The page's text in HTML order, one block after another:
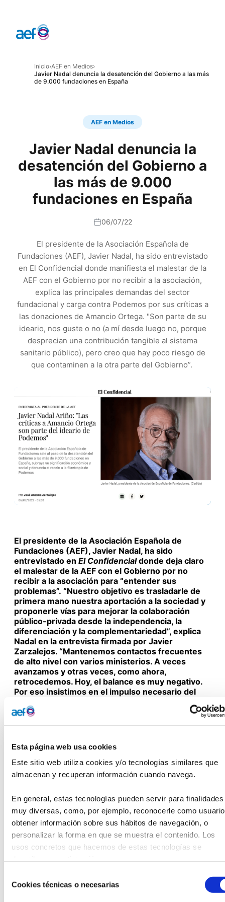
Esta página web usa cookies
Este sitio web utiliza cookies y/o tecnologías similares que
almacenan y recuperan información cuando navega.
En general, estas tecnologías pueden servir para finalidades
muy diversas, como, por ejemplo, reconocerle como
obtener información sobre sus hábitos de navegación, o
personalizar la forma en que se muestra el contenido. Los
usos concretos que hacemos de estas tecnologías se
deCookies técnicas o necesarias
Inicio›AEF en Medios›
Javier Nadal denuncia la desatención del Gobierno a las más
de 9.000 fundaciones en España
AEF en Medios
Javier Nadal denuncia la
desatención del Gobierno a
las más de 9.000
fundaciones en España
06/07/22
El presidente de la Asociación Española de
Fundaciones (AEF), Javier Nadal, ha sido entrevistado
en El Confidencial donde manifiesta el malestar de la
AEF con el Gobierno por no recibir a la asociación,
explica las principales demandas del sector
fundacional y carga contra Podemos por sus críticas a
las donaciones de Amancio Ortega. "Son parte de su
ideario, nos guste o no (a mí desde luego no, porque
desprecian una contribución tangible al sistema
sanitario público), pero creo que hay poco riesgo de
que contaminen a la otra parte del Gobierno”.
El presidente de la Asociación Española de
Fundaciones (AEF), Javier Nadal, ha sido
entrevistado en El Confidencialdonde deja claro
el malestar de la AEF con el Gobierno por no
recibir a la asociación para “entender sus
problemas”. “Nuestro objetivo es trasladarle de
primera mano nuestra aportación a la sociedad y
proponerle vías para mejorar la colaboración
público-privada desde la independencia, la
diferenciación y la complementariedad”, explica
Nadal en la entrevista firmada por Javier
Zarzalejos. “Mantenemos contactos frecuentes
de alto nivel con varios ministerios. A veces
avanzamos y otras veces, como ahora,
retrocedemos. Hoy, el balance es muy negativo.
Por eso insistimos en el impulso necesario del
implicación y constatar su empatía”
asegura no tener dudas de los recelos de Podemos sobre el
coalición tenga ese recelo. Pero no tengo ninguna duda
de que Podemos sí lo tiene. Para nadie es un secreto que
incompatibles y que, hasta la fecha, han sido capaces de
convivir. Las críticas a las donaciones de Amancio Ortega
son críticas de Podemos. Son parte de su ideario, nos
guste o no (a mí desde luego no, porque desprecian una
contribución tangible al sistema sanitario público), pero
creo que hay poco riesgo de que contaminen a la otra